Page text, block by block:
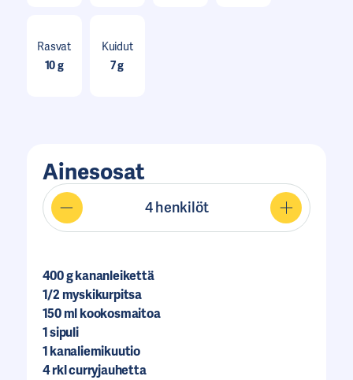
Rasvat
10 g
Kuidut
7 g
Ainesosat
4henkilöt
400g kananleikettä
1/2 myskikurpitsa
150ml kookosmaitoa
1sipuli
1kanaliemikuutio
4rkl curryjauhetta